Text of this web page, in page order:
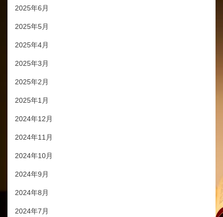
2025年6月
2025年5月
2025年4月
2025年3月
2025年2月
2025年1月
2024年12月
2024年11月
2024年10月
2024年9月
2024年8月
2024年7月